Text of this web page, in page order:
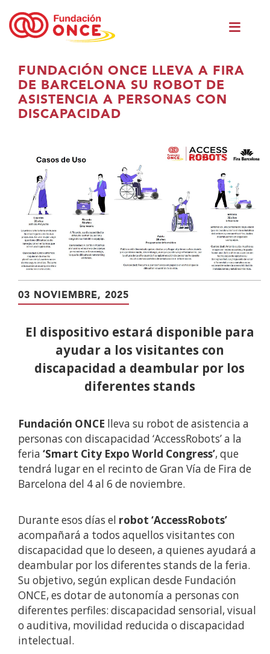
Eduki
nagusian
zaude
FUNDACIÓN ONCE LLEVA A FIRA
DE BARCELONA SU ROBOT DE
ASISTENCIA A PERSONAS CON
DISCAPACIDAD
03 NOVIEMBRE, 2025
El dispositivo estará disponible para
ayudar a los visitantes con
discapacidad a deambular por los
diferentes stands
Fundación ONCE lleva su robot de asistencia a
personas con discapacidad ‘AccessRobots’ a la
feria ‘Smart City Expo World Congress’, que
tendrá lugar en el recinto de Gran Vía de Fira de
Barcelona del 4 al 6 de noviembre.
Durante esos días el robot ‘AccessRobots’
acompañará a todos aquellos visitantes con
discapacidad que lo deseen, a quienes ayudará a
deambular por los diferentes stands de la feria.
Su objetivo, según explican desde Fundación
ONCE, es dotar de autonomía a personas con
diferentes perfiles: discapacidad sensorial, visual
o auditiva, movilidad reducida o discapacidad
intelectual.